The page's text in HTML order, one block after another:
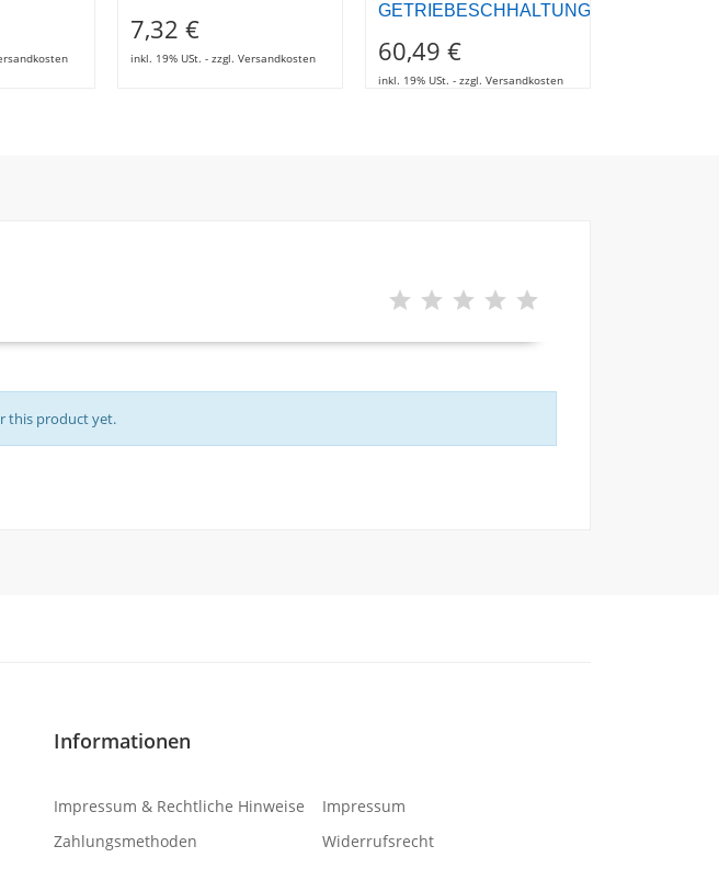
7,32 €
inkl. 19% USt. - zzgl. Versandkosten
GETRIEBESCHHALTUNG
60,49 €
inkl. 19% USt. - zzgl. Versandkosten
this product yet.
Informationen
Impressum & Rechtliche Hinweise
Impressum
Zahlungsmethoden
Widerrufsrecht